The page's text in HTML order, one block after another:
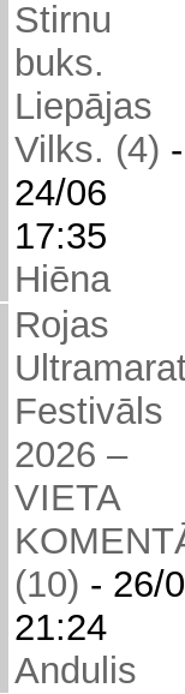
Stirnu
buks.
Liepājas
Vilks. (4) -
24/06
17:35
Hiēna
Rojas
Festivāls
2026 –
VIETA
(10) - 26/
21:24
Andulis